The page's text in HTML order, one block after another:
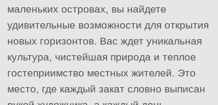
маленьких островах, вы найдете
удивительные возможности для открытия
новых горизонтов. Вас ждет уникальная
культура, чистейшая природа и теплое
гостеприимство местных жителей. Это
место, где каждый закат словно выписан